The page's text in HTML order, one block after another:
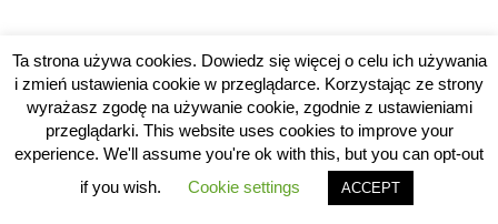
Ta strona używa cookies. Dowiedz się więcej o celu ich używania
i zmień ustawienia cookie w przeglądarce. Korzystając ze strony
wyrażasz zgodę na używanie cookie, zgodnie z ustawieniami
przeglądarki. This website uses cookies to improve your
experience. We'll assume you're ok with this, but you can opt-out
if you wish.
Cookie settings ACCEPT